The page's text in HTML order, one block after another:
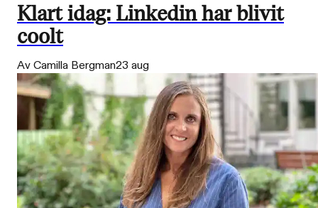
Klart idag: Linkedin har blivit
coolt
Av Camilla Bergman23 aug